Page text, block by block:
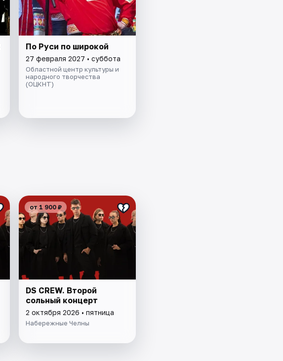
По Руси по широкой
27 февраля 2027 • суббота
Областной центр культуры и
народного творчества
(ОЦКНТ)
от 1 900 ₽
DS CREW. Второй
сольный концерт
2 октября 2026 • пятница
Набережные Челны